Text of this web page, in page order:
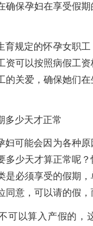
确保孕妇在享受假
育规定的怀孕女职
资可以按照病假工
的关爱，确保她们在
多少天才正常
妇可能会因为各种
多少天才算正常呢
是必须享受的假期
同意，可以请的假，
可以算入产假的，